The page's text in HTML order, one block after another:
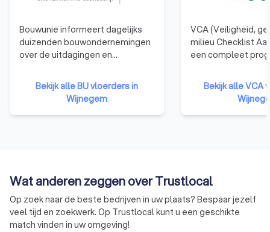
Bouwunie informeert dagelijks
duizenden bouwondernemingen
over de uitdagingen en
Bouwunie is er voor alle kmo-
bedrijven en zelfstandige
ondernemers uit de bouwsector.
We behartigen de belangen bij
Bekijk alle BU vloerders in
Wijnegem
VCA (Veiligheid,
milieu Checklist
een compleet
bedrijven
objectief worden
gecertificeerd op
beheersysteem.
van veiligheid,
milieu.
Bekijk alle VCA
Wat anderen zeggen over Trustlocal
Op zoek naar de beste bedrijven in uw plaats? Bespaar jezelf
veel tijd en zoekwerk. Op Trustlocal kunt u een geschikte
match vinden in uw omgeving!